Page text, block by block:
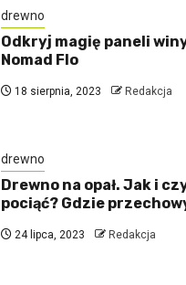
drewno
Odkryj magię paneli
Nomad Flo
18 sierpnia, 2023 Redakcja
drewno
Drewno na opał. Jak i
pociąć? Gdzie
24 lipca, 2023 Redakcja